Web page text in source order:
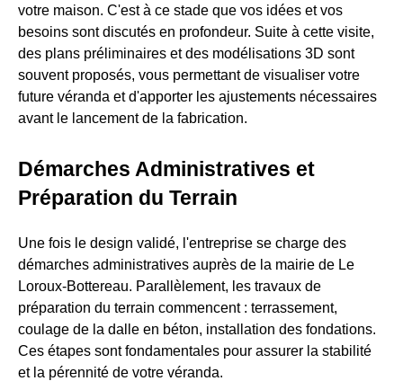
votre maison. C'est à ce stade que vos idées et vos
besoins sont discutés en profondeur. Suite à cette visite,
des plans préliminaires et des modélisations 3D sont
souvent proposés, vous permettant de visualiser votre
future véranda et d'apporter les ajustements nécessaires
avant le lancement de la fabrication.
Démarches Administratives et
Préparation du Terrain
Une fois le design validé, l'entreprise se charge des
démarches administratives auprès de la mairie de Le
Loroux-Bottereau. Parallèlement, les travaux de
préparation du terrain commencent : terrassement,
coulage de la dalle en béton, installation des fondations.
Ces étapes sont fondamentales pour assurer la stabilité
et la pérennité de votre véranda.